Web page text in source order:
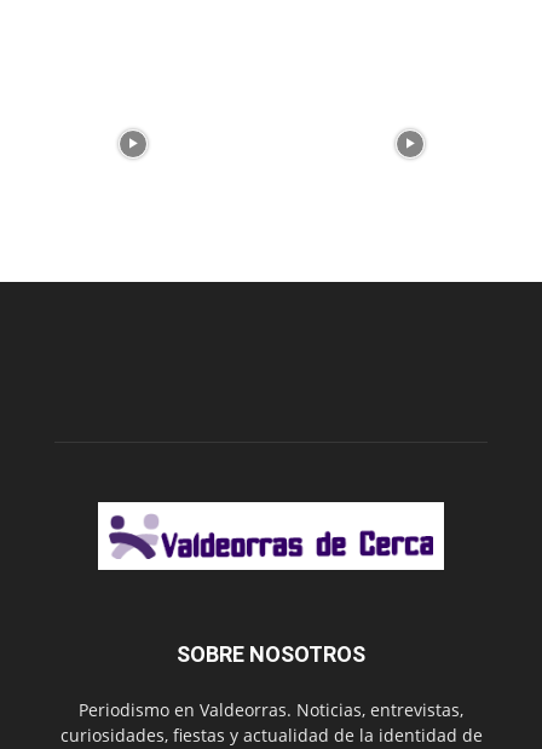
SOBRE NOSOTROS
Periodismo en Valdeorras. Noticias, entrevistas,
curiosidades, fiestas y actualidad de la identidad de